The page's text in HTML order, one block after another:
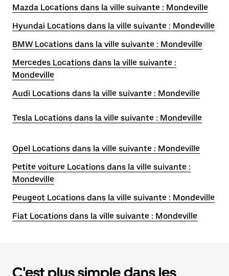
Mazda Locations dans la ville suivante : Mondeville
Hyundai Locations dans la ville suivante : Mondeville
BMW Locations dans la ville suivante : Mondeville
Mercedes Locations dans la ville suivante :
Mondeville
Audi Locations dans la ville suivante : Mondeville
Tesla Locations dans la ville suivante : Mondeville
Opel Locations dans la ville suivante : Mondeville
Petite voiture Locations dans la ville suivante :
Mondeville
Peugeot Locations dans la ville suivante : Mondeville
Fiat Locations dans la ville suivante : Mondeville
C'est plus simple dans les